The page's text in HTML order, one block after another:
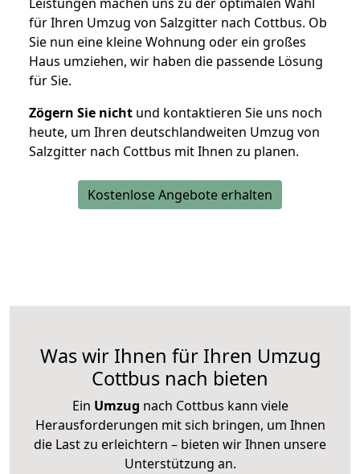
für Ihren Umzug von Salzgitter nach Cottbus. Ob
Sie nun eine kleine Wohnung oder ein großes
Haus umziehen, wir haben die passende Lösung
für Sie.
Zögern Sie nicht und kontaktieren Sie uns noch
heute, um Ihren deutschlandweiten Umzug von
Salzgitter nach Cottbus mit Ihnen zu planen.
Kostenlose Angebote erhalten
Was wir Ihnen für Ihren Umzug
Cottbus nach bieten
Ein Umzug nach Cottbus kann viele
Herausforderungen mit sich bringen, um Ihnen
die Last zu erleichtern – bieten wir Ihnen unsere
Unterstützung an.